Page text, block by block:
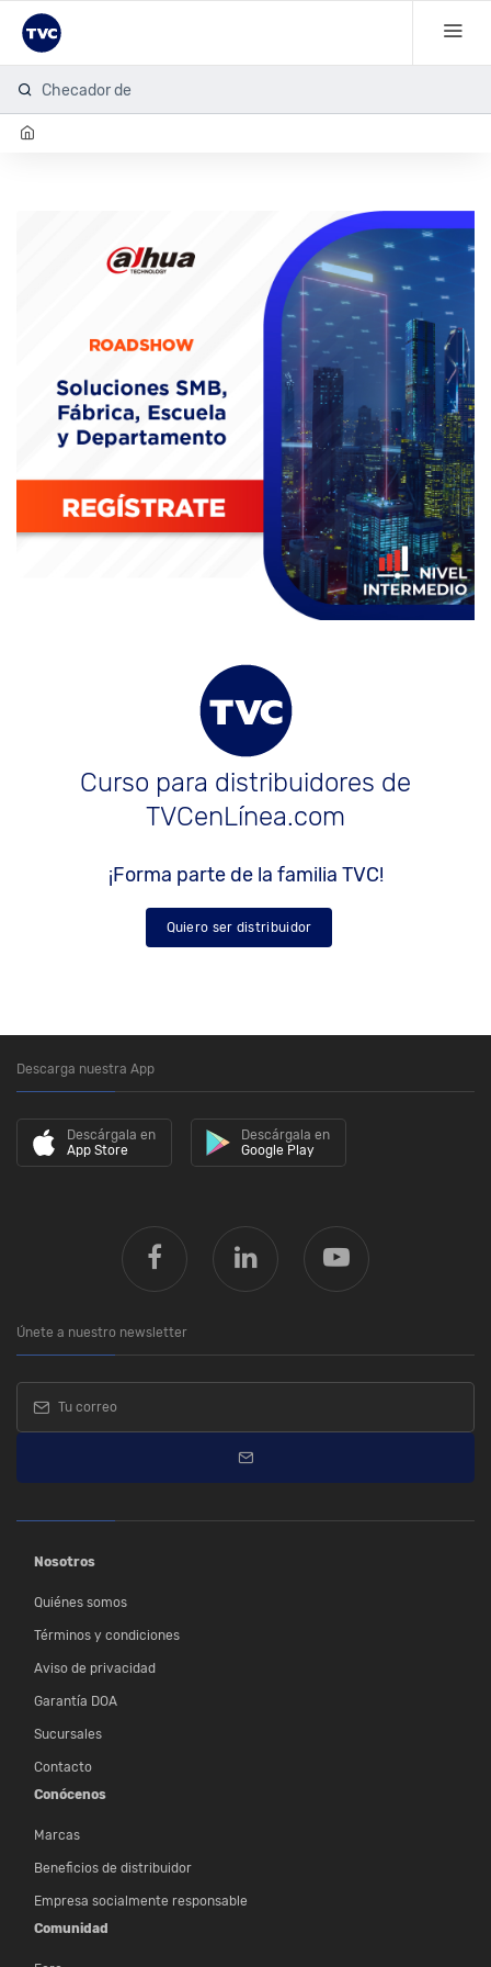
Checador de hu
Curso para distribuidores de
TVCenLínea.com
¡Forma parte de la familia TVC!
Quiero ser distribuidor
Descarga nuestra App
Descárgala en
App Store
Descárgala en
Google Play
Únete a nuestro newsletter
Nosotros
Quiénes somos
Términos y condiciones
Aviso de privacidad
Garantía DOA
Sucursales
Contacto
Conócenos
Marcas
Beneficios de distribuidor
Empresa socialmente responsable
Comunidad